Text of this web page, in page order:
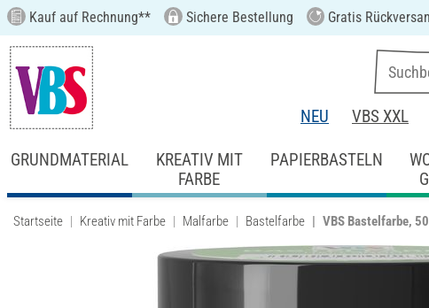
Kauf auf Rechnung** Sichere Bestellung Gratis
NEU VBS XXL
GRUNDMATERIAL
KREATIV MIT
FARBE
PAPIERBASTELN
Startseite Kreativ mit Farbe Malfarbe Bastelfarbe VBS Bastelfarbe, 50